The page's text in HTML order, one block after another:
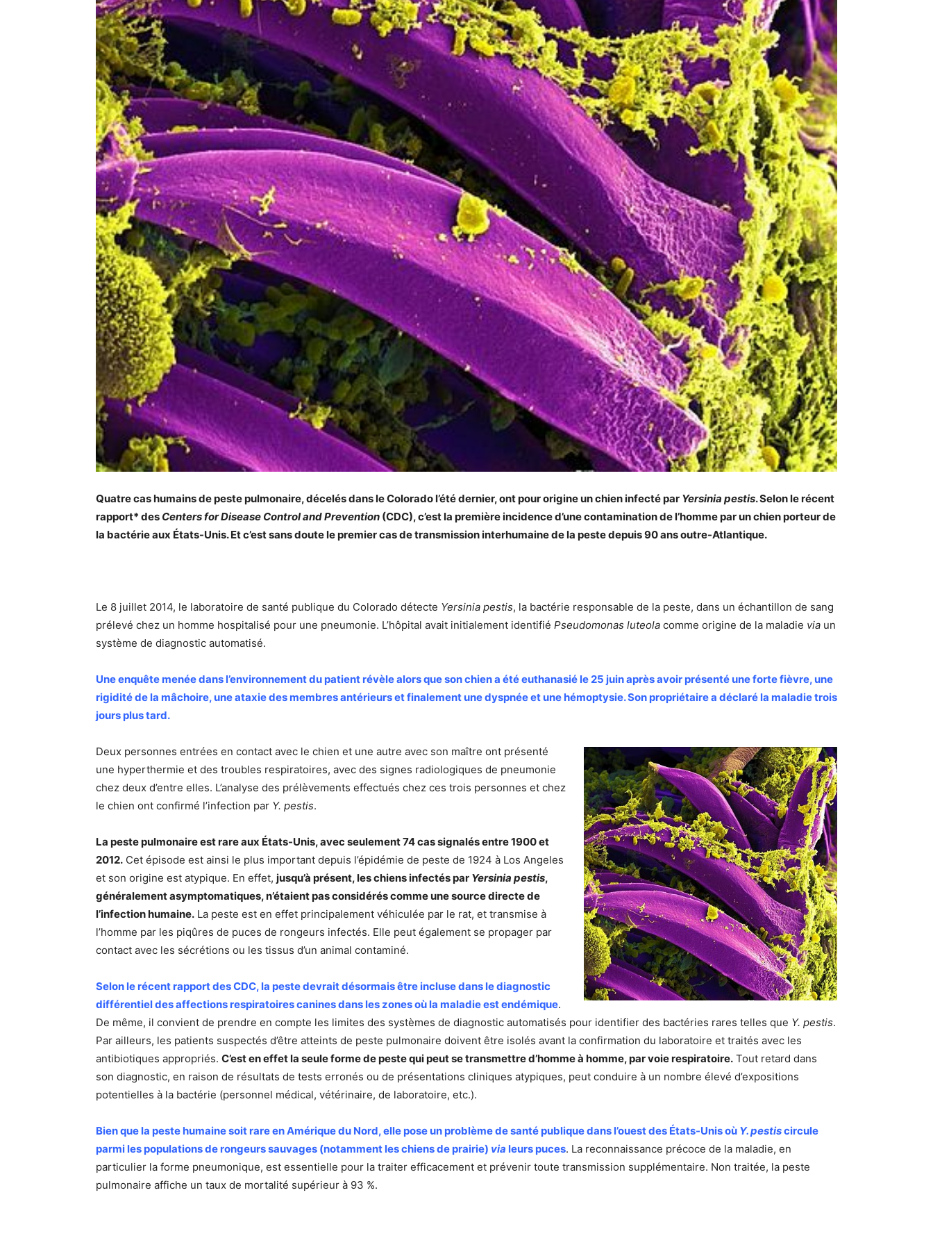
Quatre cas humains de peste pulmonaire, décelés dans le Colorado l’été dernier, ont pour origine un chien infecté par Yersinia pestis. Selon le récent
rapport* des Centers for Disease Control and Prevention (CDC), c’est la première incidence d’une contamination de l’homme par un chien porteur de
la bactérie aux États-Unis. Et c’est sans doute le premier cas de transmission interhumaine de la peste depuis 90 ans outre-Atlantique.
Le 8 juillet 2014, le laboratoire de santé publique du Colorado détecte Yersinia pestis, la bactérie responsable de la peste, dans un échantillon de sang
prélevé chez un homme hospitalisé pour une pneumonie. L’hôpital avait initialement identifié Pseudomonas luteola comme origine de la maladie via un
système de diagnostic automatisé.
Une enquête menée dans l’environnement du patient révèle alors que son chien a été euthanasié le 25 juin après avoir présenté une forte fièvre, une
rigidité de la mâchoire, une ataxie des membres antérieurs et finalement une dyspnée et une hémoptysie. Son propriétaire a déclaré la maladie trois
jours plus tard.
Deux personnes entrées en contact avec le chien et une autre avec son maître ont présenté
une hyperthermie et des troubles respiratoires, avec des signes radiologiques de pneumonie
chez deux d’entre elles. L’analyse des prélèvements effectués chez ces trois personnes et chez
le chien ont confirmé l’infection par Y. pestis.
La peste pulmonaire est rare aux États-Unis, avec seulement 74 cas signalés entre 1900 et
2012. Cet épisode est ainsi le plus important depuis l’épidémie de peste de 1924 à Los Angeles
et son origine est atypique. En effet, jusqu’à présent, les chiens infectés par Yersinia pestis,
généralement asymptomatiques, n’étaient pas considérés comme une source directe de
l’infection humaine. La peste est en effet principalement véhiculée par le rat, et transmise à
l’homme par les piqûres de puces de rongeurs infectés. Elle peut également se propager par
contact avec les sécrétions ou les tissus d’un animal contaminé.
Selon le récent rapport des CDC, la peste devrait désormais être incluse dans le diagnostic
différentiel des affections respiratoires canines dans les zones où la maladie est endémique.
De même, il convient de prendre en compte les limites des systèmes de diagnostic automatisés pour identifier des bactéries rares telles que Y. pestis.
Par ailleurs, les patients suspectés d’être atteints de peste pulmonaire doivent être isolés avant la confirmation du laboratoire et traités avec les
antibiotiques appropriés. C’est en effet la seule forme de peste qui peut se transmettre d’homme à homme, par voie respiratoire. Tout retard dans
son diagnostic, en raison de résultats de tests erronés ou de présentations cliniques atypiques, peut conduire à un nombre élevé d’expositions
potentielles à la bactérie (personnel médical, vétérinaire, de laboratoire, etc.).
Bien que la peste humaine soit rare en Amérique du Nord, elle pose un problème de santé publique dans l’ouest des États-Unis où Y. pestiscircule
parmi les populations de rongeurs sauvages (notamment les chiens de prairie) via leurs puces. La reconnaissance précoce de la maladie, en
particulier la forme pneumonique, est essentielle pour la traiter efficacement et prévenir toute transmission supplémentaire. Non traitée, la peste
pulmonaire affiche un taux de mortalité supérieur à 93 %.